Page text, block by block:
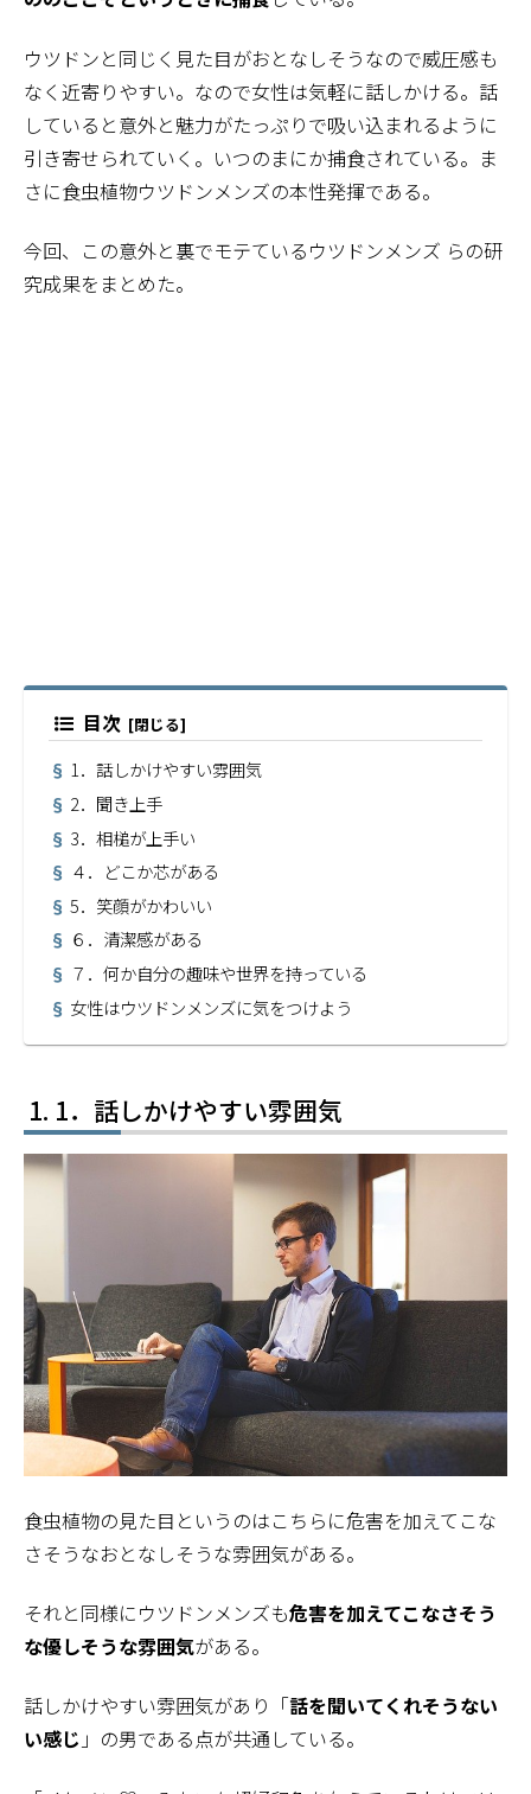
ウツドンと同じく見た目がおとなしそうなので威圧感も
なく近寄りやすい。なので女性は気軽に話しかける。話
していると意外と魅力がたっぷりで吸い込まれるように
引き寄せられていく。いつのまにか捕食されている。ま
さに食虫植物ウツドンメンズの本性発揮である。
今回、この意外と裏でモテているウツドンメンズ らの研
究成果をまとめた。
目次
1．話しかけやすい雰囲気
2．聞き上手
3．相槌が上手い
４．どこか芯がある
5．笑顔がかわいい
６．清潔感がある
７．何か自分の趣味や世界を持っている
女性はウツドンメンズに気をつけよう
1．話しかけやすい雰囲気
食虫植物の見た目というのはこちらに危害を加えてこな
さそうなおとなしそうな雰囲気がある。
それと同様にウツドンメンズも危害を加えてこなさそう
な優しそうな雰囲気がある。
話しかけやすい雰囲気があり「話を聞いてくれそうない
い感じ 」の男である点が共通している。